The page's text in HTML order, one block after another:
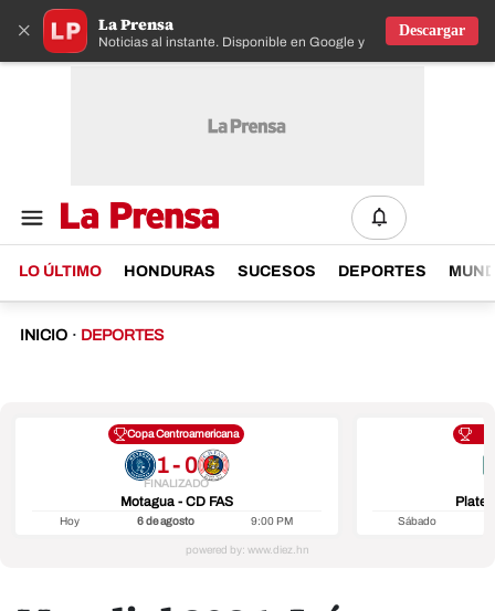
× La Prensa
Noticias al instante. Disponible en Google y IOS
Descargar
LO ÚLTIMO HONDURAS SUCESOS DEPORTES
INICIO · DEPORTES
Copa Centroamericana
1 - 0
FINALIZADO
Motagua - CD FAS
Hoy 6 de agosto 9:00 PM Sábado